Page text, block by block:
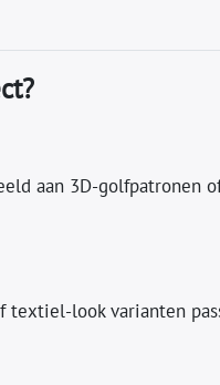
aan 3D-golfpatronen
textiel-look varianten